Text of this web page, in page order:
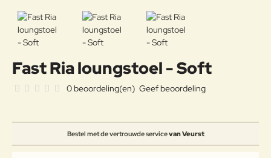
Fast Ria loungstoel - Soft
Bestel met de vertrouwde servicevan Veurst
0 beoordeling(en) Geef beoordeling